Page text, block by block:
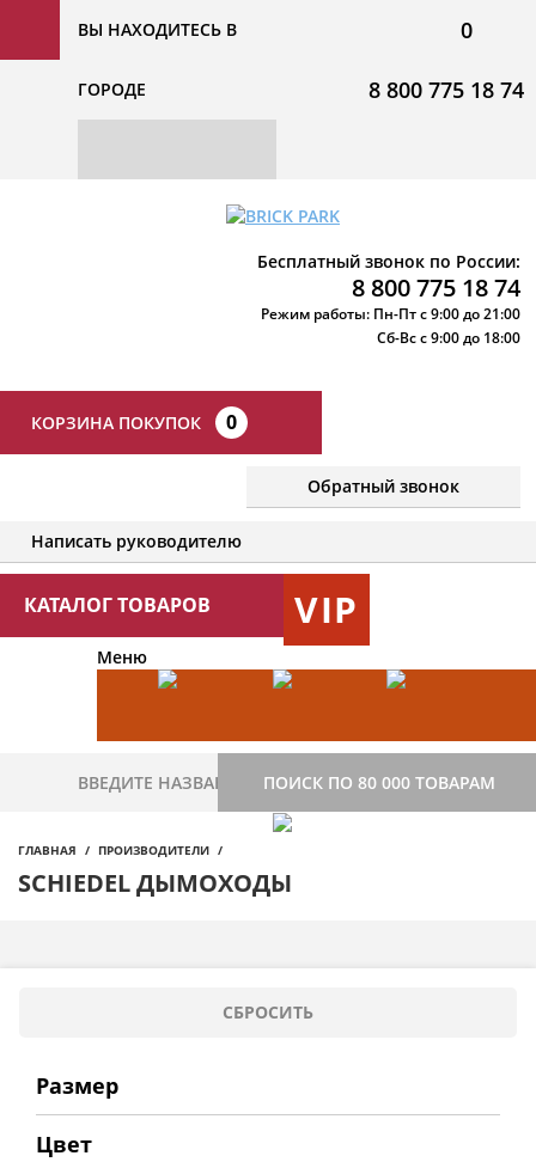
ВЫ НАХОДИТЕСЬ В
ГОРОДЕ
0
8 800 775 18 74
Бесплатный звонок по России:
8 800 775 18 74
Режим работы: Пн-Пт с 9:00 до 21:00
Сб-Вс с 9:00 до 18:00
КОРЗИНА ПОКУПОК 0
Обратный звонок
Написать руководителю
КАТАЛОГ ТОВАРОВ VIP
Меню
ПОИСК ПО 80 000 ТОВАРАМ
ГЛАВНАЯ ПРОИЗВОДИТЕЛИ
SCHIEDEL ДЫМОХОДЫ
Размер
Цвет